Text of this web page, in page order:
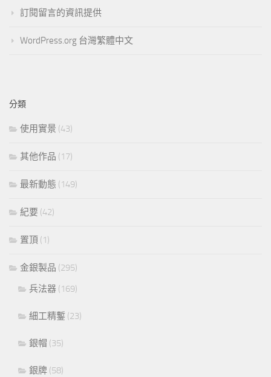
訂閱留言的資訊提供
WordPress.org 台灣繁體中文
分類
使用實景 (43)
其他作品 (17)
最新動態 (149)
紀要 (42)
置頂 (1)
金銀製品 (295)
兵法器 (169)
細工精鏨 (23)
銀帽 (35)
銀牌 (58)